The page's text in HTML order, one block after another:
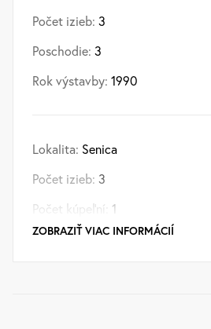
Počet izieb: 3
Poschodie: 3
Rok výstavby: 1990
Lokalita: Senica
Počet izieb: 3
Počet kúpeľní:
1
Podpivničený:Áno
ZOBRAZIŤ VIAC INFORMÁCIÍ